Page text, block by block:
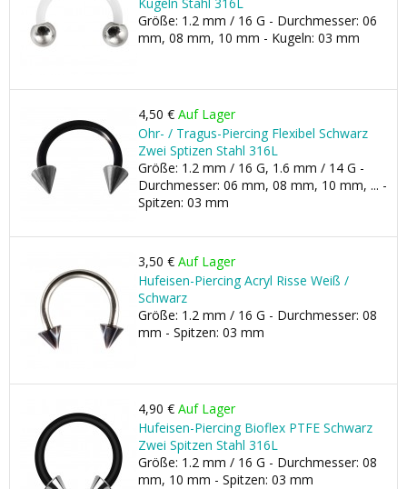
Größe: 1.2 mm / 16 G - Durchmesser: 06
mm, 08 mm, 10 mm - Kugeln: 03 mm
4,50 € Auf Lager
Ohr- / Tragus-Piercing Flexibel Schwarz
Zwei Sptizen Stahl 316L
Größe: 1.2 mm / 16 G, 1.6 mm / 14 G -
Durchmesser: 06 mm, 08 mm, 10 mm, ... -
Spitzen: 03 mm
3,50 € Auf Lager
Hufeisen-Piercing Acryl Risse Weiß /
Schwarz
Größe: 1.2 mm / 16 G - Durchmesser: 08
mm - Spitzen: 03 mm
4,90 € Auf Lager
Hufeisen-Piercing Bioflex PTFE Schwarz
Zwei Spitzen Stahl 316L
Größe: 1.2 mm / 16 G - Durchmesser: 08
mm, 10 mm - Spitzen: 03 mm